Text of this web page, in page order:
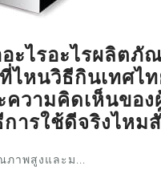
ะไรอะไรผลิต
ไหนวิธีกินเทศไ
ความคิดเห็นขอ
ารใช้ดีจริงไหม
าพสูงและม...